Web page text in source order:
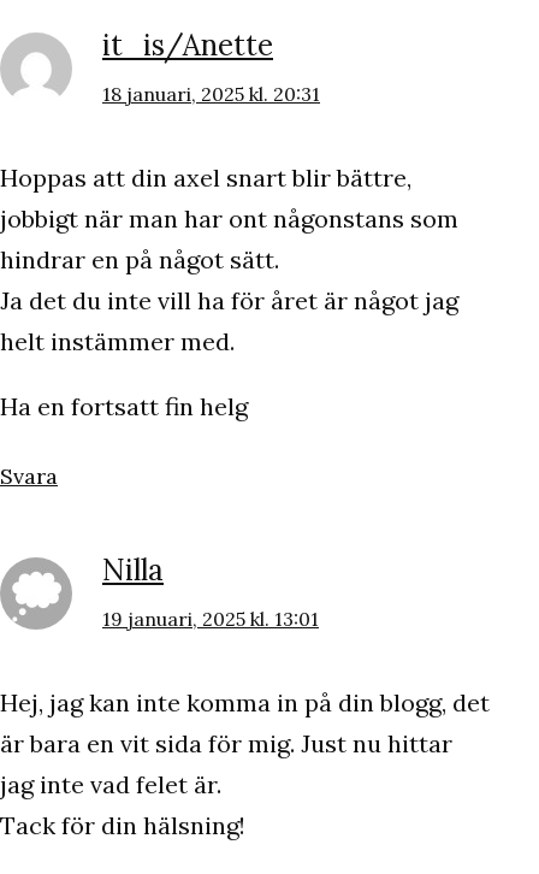
it_is/Anette
18 januari, 2025 kl. 20:31
Hoppas att din axel snart blir bättre,
jobbigt när man har ont någonstans som
hindrar en på något sätt.
Ja det du inte vill ha för året är något jag
helt instämmer med.
Ha en fortsatt fin helg
Svara
Nilla
19 januari, 2025 kl. 13:01
Hej, jag kan inte komma in på din blogg, det
är bara en vit sida för mig. Just nu hittar
jag inte vad felet är.
Tack för din hälsning!